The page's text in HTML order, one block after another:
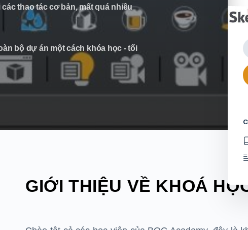
thao tác cơ bản, mất quá nhiều
bộ dự án một cách khóa học - tối
GIỚI THIỆU VỀ KHOÁ